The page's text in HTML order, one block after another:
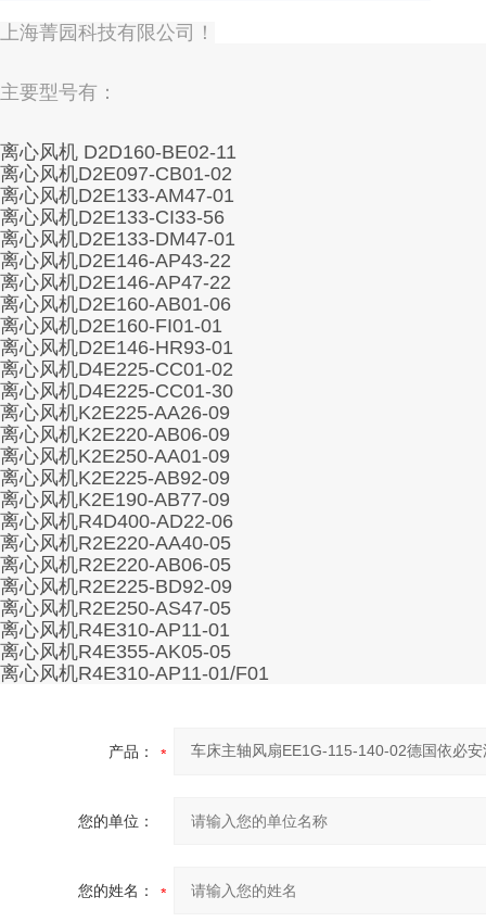
上海菁园科技有限公司！
主要型号有：
离心风机 D2D160-BE02-11
离心风机D2E097-CB01-02
离心风机D2E133-AM47-01
离心风机D2E133-CI33-56
离心风机D2E133-DM47-01
离心风机D2E146-AP43-22
离心风机D2E146-AP47-22
离心风机D2E160-AB01-06
离心风机D2E160-FI01-01
离心风机D2E146-HR93-01
离心风机D4E225-CC01-02
离心风机D4E225-CC01-30
离心风机K2E225-AA26-09
离心风机K2E220-AB06-09
离心风机K2E250-AA01-09
离心风机K2E225-AB92-09
离心风机K2E190-AB77-09
离心风机R4D400-AD22-06
离心风机R2E220-AA40-05
离心风机R2E220-AB06-05
离心风机R2E225-BD92-09
离心风机R2E250-AS47-05
离心风机R4E310-AP11-01
离心风机R4E355-AK05-05
离心风机R4E310-AP11-01/F01
产品：
您的单位：
您的姓名：